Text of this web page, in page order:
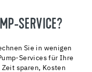
SERVICE?
Sie in wenigen
Services für Ihre
sparen, Kosten